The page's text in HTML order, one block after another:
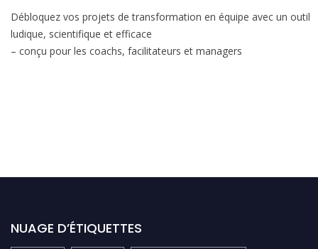
Débloquez vos projets de transformation en équipe avec un outil
ludique, scientifique et efficace
– conçu pour les coachs, facilitateurs et managers
NUAGE D’ÉTIQUETTES